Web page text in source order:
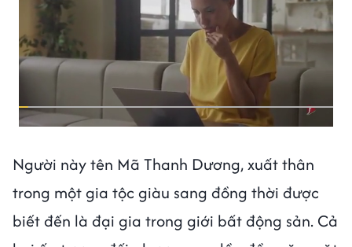
Người này tên Mã Thanh Dương, xuất thân
trong một gia tộc giàu sang đồng thời được
biết đến là đại gia trong giới bất động sản. Cả